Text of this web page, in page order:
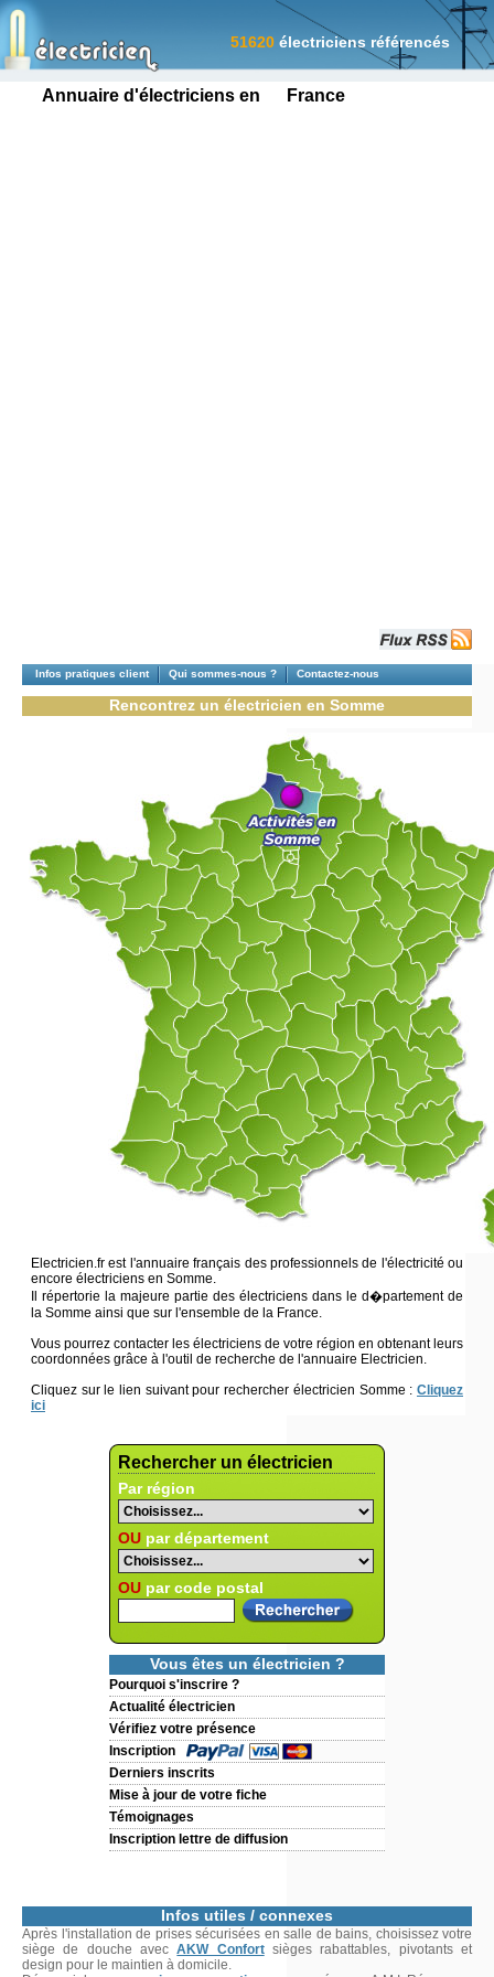
Annuaire d'électriciens en France
51620 électriciens référencés
Rechercher un électricien
Par région
OU par département
OU par code postal
Vous êtes un électricien ?
Pourquoi s'inscrire ?
Actualité électricien
Vérifiez votre présence
Inscription
Derniers inscrits
Mise à jour de votre fiche
Témoignages
Inscription lettre de diffusion
Infos pratiques client Qui sommes-nous ? Contactez-nous
Rencontrez un électricien en Somme
Electricien.fr est l'annuaire français des professionnels de l'électricité ou
encore électriciens en Somme.
Il répertorie la majeure partie des électriciens dans le d�partement de
la Somme ainsi que sur l'ensemble de la France.
Vous pourrez contacter les électriciens de votre région en obtenant leurs
coordonnées grâce à l'outil de recherche de l'annuaire Electricien.
Cliquez sur le lien suivant pour rechercher électricien Somme : Cliquez
ici
Infos utiles / connexes
Après l'installation de prises sécurisées en salle de bains, choisissez votre
siège de douche avecAKW Confortsièges rabattables, pivotants et
design pour le maintien à domicile.